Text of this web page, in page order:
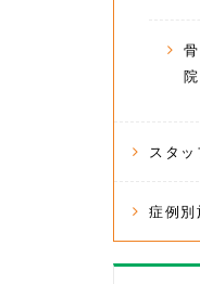
院
スタッ
症例別